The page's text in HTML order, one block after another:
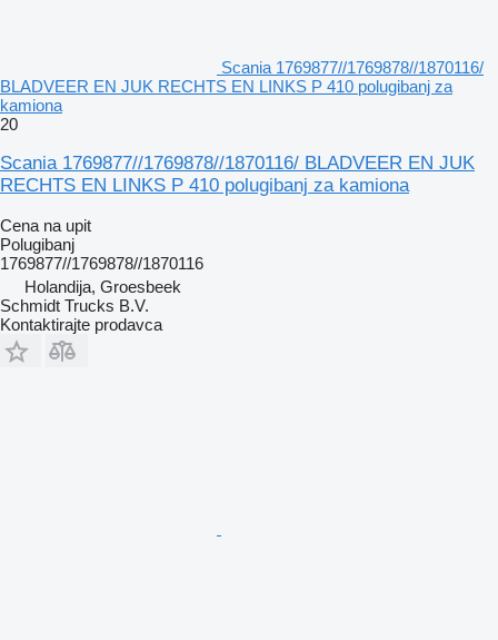
Scania 1769877//1769878//1870116/
BLADVEER EN JUK RECHTS EN LINKS P 410 polugibanj za
kamiona
20
Scania 1769877//1769878//1870116/ BLADVEER EN JUK
RECHTS EN LINKS P 410 polugibanj za kamiona
Cena na upit
Polugibanj
1769877//1769878//1870116
Holandija, Groesbeek
Schmidt Trucks B.V.
Kontaktirajte prodavca